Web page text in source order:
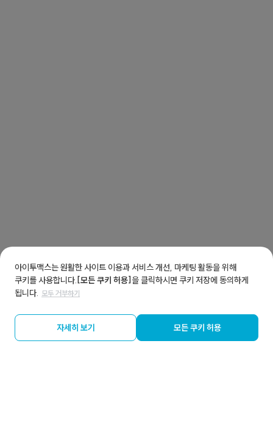
아이투맥스는 원활한 사이트 이용과 서비스 개선, 마케팅 활동을 위해
쿠키를 사용합니다. [모든 쿠키 허용]을 클릭하시면 쿠키 저장에 동의하게
됩니다. 모두 거부하기
자세히 보기 모든 쿠키 허용